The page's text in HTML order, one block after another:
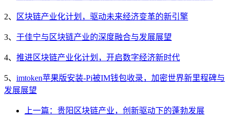
2、 区块链产业化计划，驱动未来经济变革的新引擎
3、 于佳宁与区块链产业的深度融合与发展展望
4、 推进区块链产业化计划，开启数字经济新时代
5、 imtoken苹果版安装-Pi被IM钱包收录，加密世界新里程碑与
发展展望
上一篇：贵阳区块链产业，创新驱动下的蓬勃发展